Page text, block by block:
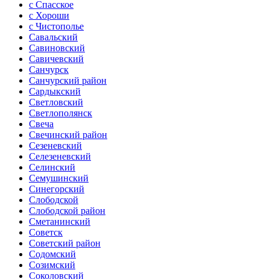
с Спасское
с Хороши
с Чистополье
Савальский
Савиновский
Савичевский
Санчурск
Санчурский район
Сардыкский
Светловский
Светлополянск
Свеча
Свечинский район
Сезеневский
Селезеневский
Селинский
Семушинский
Синегорский
Слободской
Слободской район
Сметанинский
Советск
Советский район
Содомский
Созимский
Соколовский